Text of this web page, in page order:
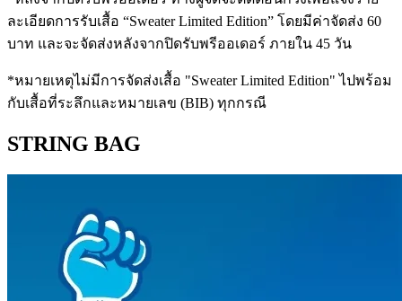
ละเอียดการรับเสื้อ “Sweater Limited Edition” โดยมีค่าจัดส่ง 60
บาท และจะจัดส่งหลังจากปิดรับพรีออเดอร์ ภายใน 45 วัน
*หมายเหตุไม่มีการจัดส่งเสื้อ "Sweater Limited Edition" ไปพร้อม
กับเสื้อที่ระลึกและหมายเลข (BIB) ทุกกรณี
STRING BAG